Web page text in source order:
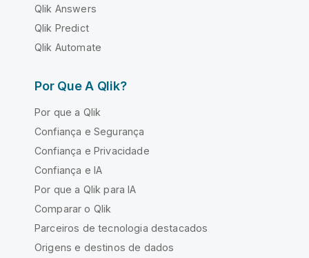
Qlik Answers
Qlik Predict
Qlik Automate
Por Que A Qlik?
Por que a Qlik
Confiança e Segurança
Confiança e Privacidade
Confiança e IA
Por que a Qlik para IA
Comparar o Qlik
Parceiros de tecnologia destacados
Origens e destinos de dados